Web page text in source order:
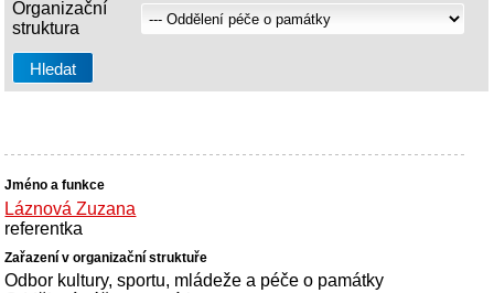
Organizační
struktura
Láznová Zuzana
referentka
Odbor kultury, sportu, mládeže a péče o památky